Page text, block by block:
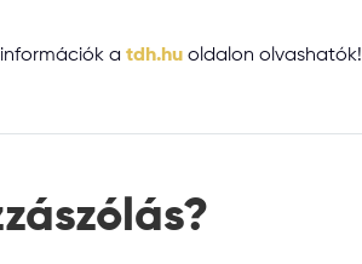
a tdh.hu oldalon olvashatók!